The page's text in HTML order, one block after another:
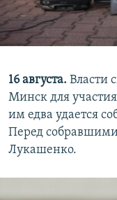
16 августа. Власти
Минск для
им едва удается
Перед
Лукашенко.